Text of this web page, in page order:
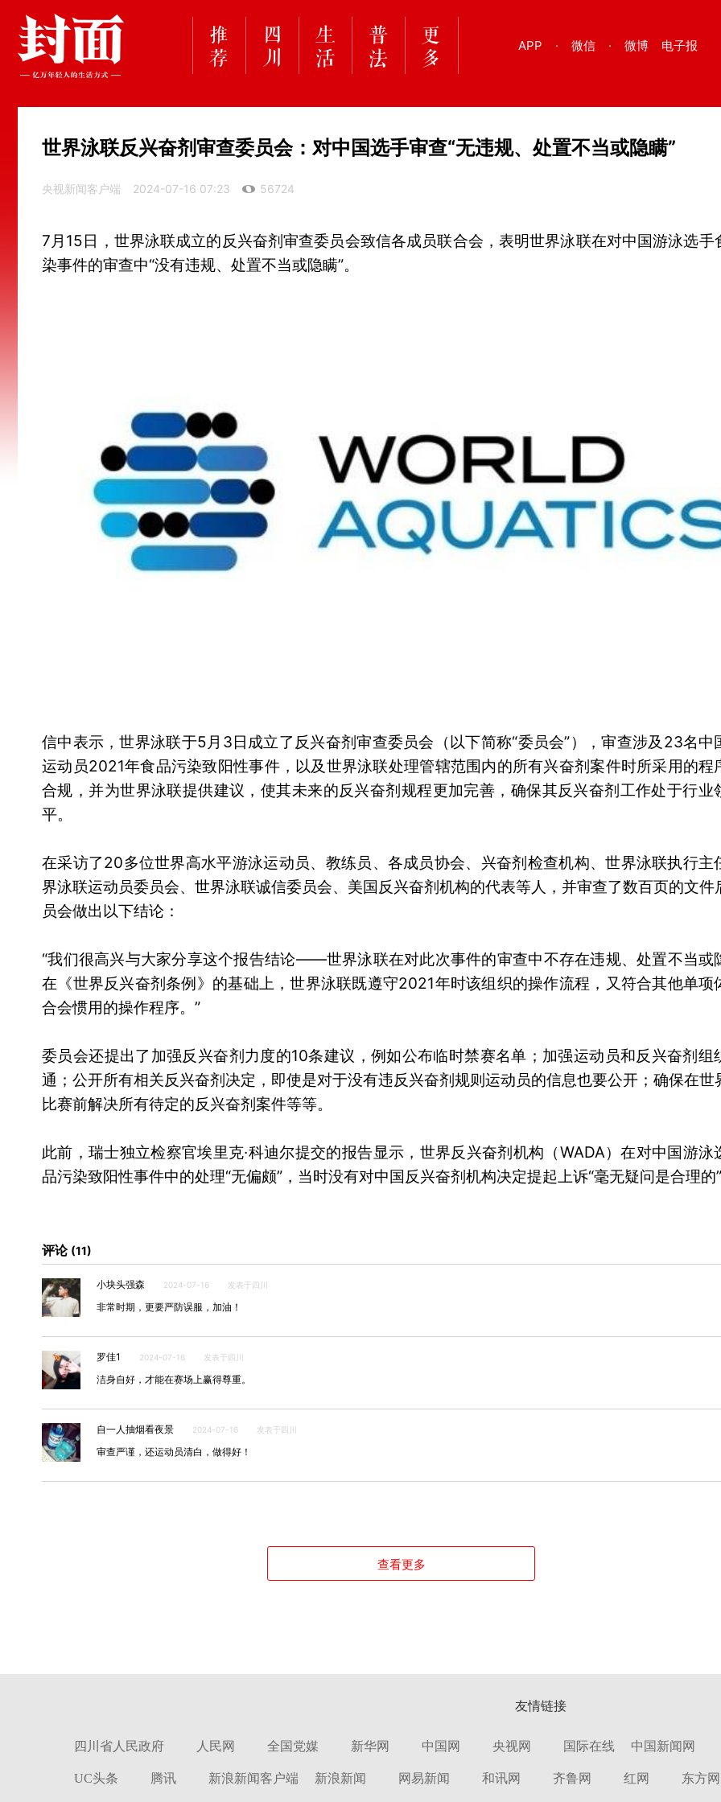
APP · 微信 · 微博 电子报
世界泳联反兴奋剂审查委员会：对中国选手审查“无违规、处置不当或隐瞒”
央视新闻客户端 2024-07-16 07:23 56724
7月15日，世界泳联成立的反兴奋剂审查委员会致信各成员联合会，表明世界泳联在对中国游泳选手
染事件的审查中“没有违规、处置不当或隐瞒”。
信中表示，世界泳联于5月3日成立了反兴奋剂审查委员会（以下简称“委员会”），审查涉及23名中
运动员2021年食品污染致阳性事件，以及世界泳联处理管辖范围内的所有兴奋剂案件时所采用的程
合规，并为世界泳联提供建议，使其未来的反兴奋剂规程更加完善，确保其反兴奋剂工作处于行业
平。
在采访了20多位世界高水平游泳运动员、教练员、各成员协会、兴奋剂检查机构、世界泳联执行主
界泳联运动员委员会、世界泳联诚信委员会、美国反兴奋剂机构的代表等人，并审查了数百页的文件
员会做出以下结论：
“我们很高兴与大家分享这个报告结论——世界泳联在对此次事件的审查中不存在违规、处置不当或
在《世界反兴奋剂条例》的基础上，世界泳联既遵守2021年时该组织的操作流程，又符合其他单项
合会惯用的操作程序。”
委员会还提出了加强反兴奋剂力度的10条建议，例如公布临时禁赛名单；加强运动员和反兴奋剂组
通；公开所有相关反兴奋剂决定，即使是对于没有违反兴奋剂规则运动员的信息也要公开；确保在世
比赛前解决所有待定的反兴奋剂案件等等。
此前，瑞士独立检察官埃里克·科迪尔提交的报告显示，世界反兴奋剂机构（WADA）在对中国游泳
品污染致阳性事件中的处理“无偏颇”，当时没有对中国反兴奋剂机构决定提起上诉“毫无疑问是合理的”
评论 11
小块头强森 2024-07-16 发表于四川
非常时期，更要严防误服，加油！
罗佳1 2024-07-16 发表于四川
洁身自好，才能在赛场上赢得尊重。
自一人抽烟看夜景 2024-07-16 发表于四川
审查严谨，还运动员清白，做得好！
查看更多
友情链接
四川省人民政府 人民网 全国党媒 新华网 中国网 央视网 国际在线 中国新闻网
UC头条 腾讯 新浪新闻客户端 新浪新闻 网易新闻 和讯网 齐鲁网 红网 东方网